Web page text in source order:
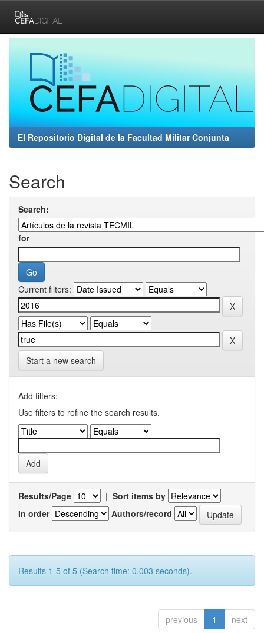
navigation
El Repositorio Digital de la Facultad Militar Conjunta
Search
Search:
for
Current filters:
Start a new search
Add filters:
Use filters to refine the search results.
Results/Page | Sort items by
In order
Authors/record
Results 1-5 of 5 (Search time: 0.003 seconds).
previous 1 next